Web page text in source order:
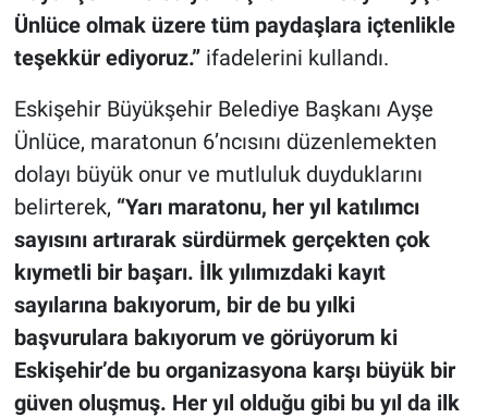
Ünlüce olmak üzere tüm paydaşlara içtenlikle
teşekkür ediyoruz.”ifadelerini kullandı.
Eskişehir Büyükşehir Belediye Başkanı Ayşe
Ünlüce, maratonun 6’ncısını düzenlemekten
dolayı büyük onur ve mutluluk duyduklarını
belirterek, “Yarı maratonu, her yıl katılımcı
sayısını artırarak sürdürmek gerçekten çok
kıymetli bir başarı. İlk yılımızdaki kayıt
sayılarına bakıyorum, bir de bu yılki
başvurulara bakıyorum ve görüyorum ki
Eskişehir’de bu organizasyona karşı büyük bir
güven oluşmuş. Her yıl olduğu gibi bu yıl da ilk